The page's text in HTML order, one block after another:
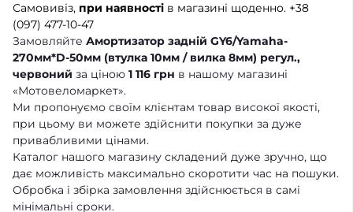
Самовивіз, при наявності в магазині щоденно. +38
(097) 477-10-47
Замовляйте Амортизатор задній GY6/Yamaha-
270мм*D-50мм (втулка 10мм / вилка 8мм) регул.,
червоний за ціною 1 116 грн в нашому магазині
«Мотовеломаркет».
Ми пропонуємо своїм клієнтам товар високої якості,
при цьому ви можете здійснити покупки за дуже
привабливими цінами.
Каталог нашого магазину складений дуже зручно, що
дає можливість максимально скоротити час на пошуки.
Обробка і збірка замовлення здійснюється в самі
мінімальні сроки.